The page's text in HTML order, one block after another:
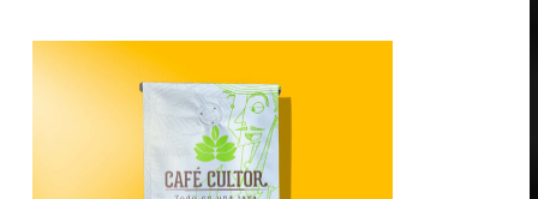
Las
opciones
se
pueden